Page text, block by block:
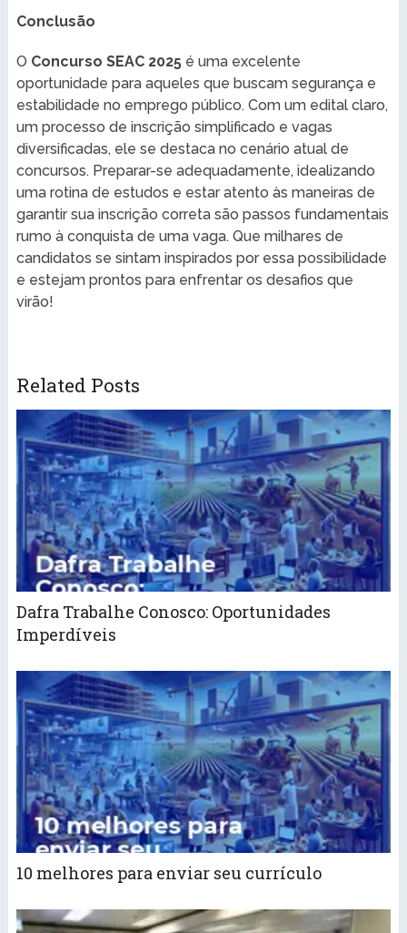
Conclusão
O Concurso SEAC 2025é uma excelente
oportunidade para aqueles que buscam segurança e
estabilidade no emprego público. Com um edital claro,
um processo de inscrição simplificado e vagas
diversificadas, ele se destaca no cenário atual de
concursos. Preparar-se adequadamente, idealizando
uma rotina de estudos e estar atento às maneiras de
garantir sua inscrição correta são passos fundamentais
rumo à conquista de uma vaga. Que milhares de
candidatos se sintam inspirados por essa possibilidade
e estejam prontos para enfrentar os desafios que
virão!
Related Posts
Dafra Trabalhe Conosco: Oportunidades
Imperdíveis
10 melhores para enviar seu currículo